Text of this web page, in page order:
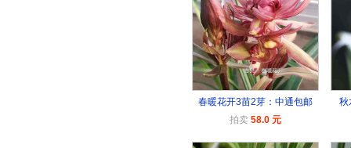
春暖花开3苗2芽：中通包邮
拍卖 58.0 元
秋